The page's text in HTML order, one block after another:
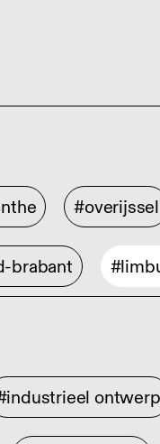
#overijssel
brabant
ontwerp